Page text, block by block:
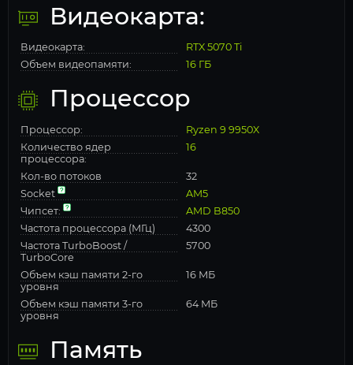
Видеокарта:
Видеокарта:
RTX 5070 Ti
Объем видеопамяти:
16 ГБ
Процессор
Процессор:
Ryzen 9 9950X
Количество ядер
процессора:
16
Кол-во потоков
32
Socket
AM5
Чипсет:
AMD B850
Частота процессора (МГц)
4300
Частота TurboBoost /
TurboCore
5700
Объем кэш памяти 2-го
уровня
16 МБ
Объем кэш памяти 3-го
уровня
64 МБ
Память